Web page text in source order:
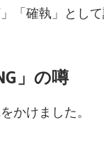
「確執」とし
」の噂
かけました。